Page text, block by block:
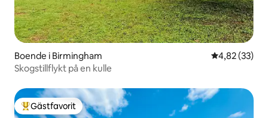
Boende i Birmingham 4,82 av 5 i
4,82 (33)
Skogstillflykt på en kulle
Populär gästfavorit
Gästfavorit